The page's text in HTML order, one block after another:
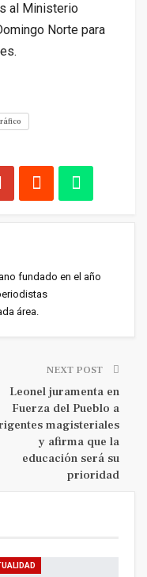
al Ministerio
Norte para
fundado en el año
área.
NEXT POST
Leonel juramenta en
Fuerza del Pueblo a
magisteriales
y afirma que la
educación será su
prioridad